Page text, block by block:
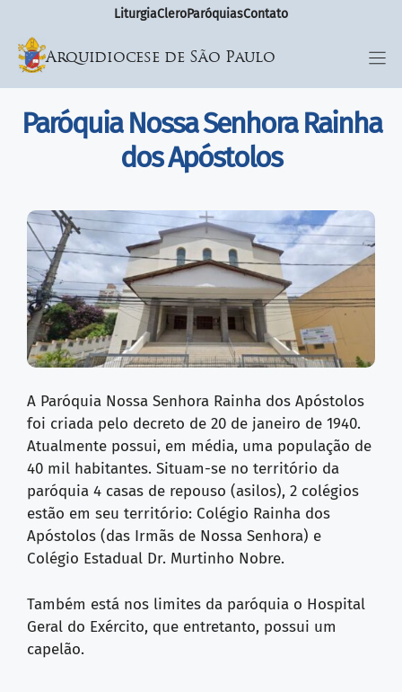
LiturgiaCleroParóquiasContato
Arquidiocese de São Paulo
Paróquia Nossa Senhora Rainha
dos Apóstolos
A Paróquia Nossa Senhora Rainha dos Apóstolos
foi criada pelo decreto de 20 de janeiro de 1940.
Atualmente possui, em média, uma população de
40 mil habitantes. Situam-se no território da
paróquia 4 casas de repouso (asilos), 2 colégios
estão em seu território: Colégio Rainha dos
Apóstolos (das Irmãs de Nossa Senhora) e
Colégio Estadual Dr. Murtinho Nobre.
Também está nos limites da paróquia o Hospital
Geral do Exército, que entretanto, possui um
capelão.